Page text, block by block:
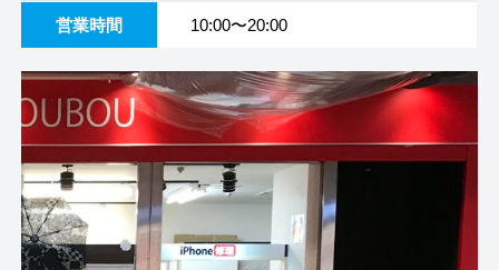
営業時間 10:00〜20:00